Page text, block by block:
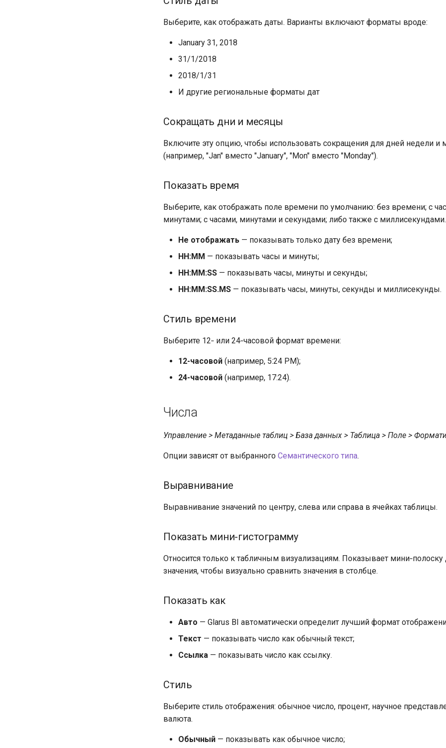
Выберите, как отображать даты. Варианты включают форматы вроде:
January 31, 2018
31/1/2018
2018/1/31
И другие региональные форматы дат
Сокращать дни и месяцы
Включите эту опцию, чтобы использовать сокращения для дней недели и
(например, "Jan" вместо "January", "Mon" вместо "Monday").
Показать время
Выберите, как отображать поле времени по умолчанию: без времени; с
минутами; с часами, минутами и секундами; либо также с миллисекундами.
Не отображать — показывать только дату без времени;
HH:MM — показывать часы и минуты;
HH:MM:SS — показывать часы, минуты и секунды;
HH:MM:SS.MS — показывать часы, минуты, секунды и миллисекунды.
Стиль времени
Выберите 12‑ или 24‑часовой формат времени:
12-часовой (например, 5:24 PM);
24-часовой (например, 17:24).
Числа
Управление > Метаданные таблиц > База данных > Таблица > Поле >
Опции зависят от выбранного Семантического типа.
Выравнивание
Выравнивание значений по центру, слева или справа в ячейках таблицы.
Показать мини-гистограмму
Относится только к табличным визуализациям. Показывает
значения, чтобы визуально сравнить значения в столбце.
Показать как
Авто — Glarus BI автоматически определит лучший формат
Текст — показывать число как обычный текст;
Ссылка — показывать число как ссылку.
Стиль
Выберите стиль отображения: обычное число, процент, научное
валюта.
Обычный — показывать как обычное число;